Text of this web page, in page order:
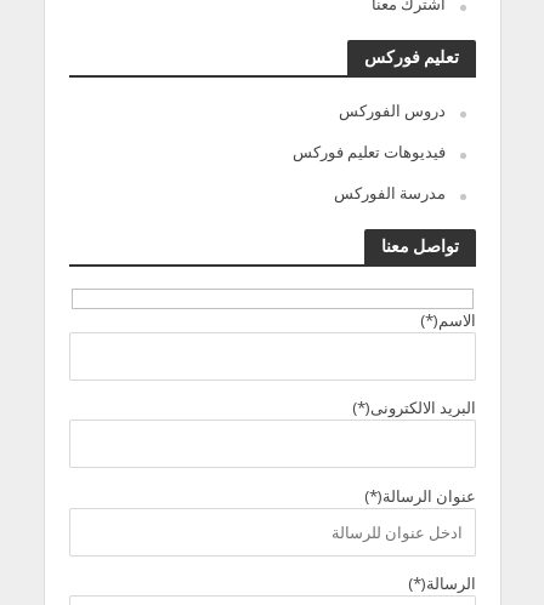
تعليم فوركس
دروس الفوركس
فيديوهات تعليم فوركس
مدرسة الفوركس
تواصل معنا
الاسم(*)
البريد الالكترونى(*)
عنوان الرسالة(*)
الرسالة(*)